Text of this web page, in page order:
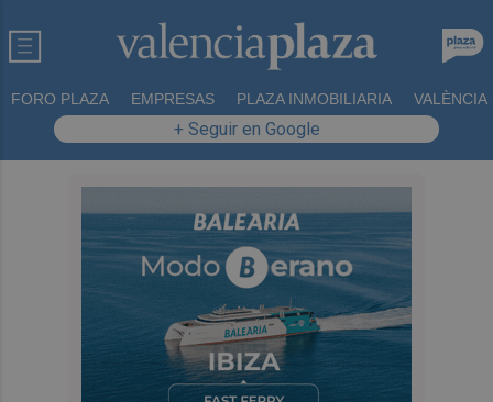
FORO PLAZA EMPRESAS PLAZA INMOBILIARIA VALÈNCIA
+ Seguir en Google